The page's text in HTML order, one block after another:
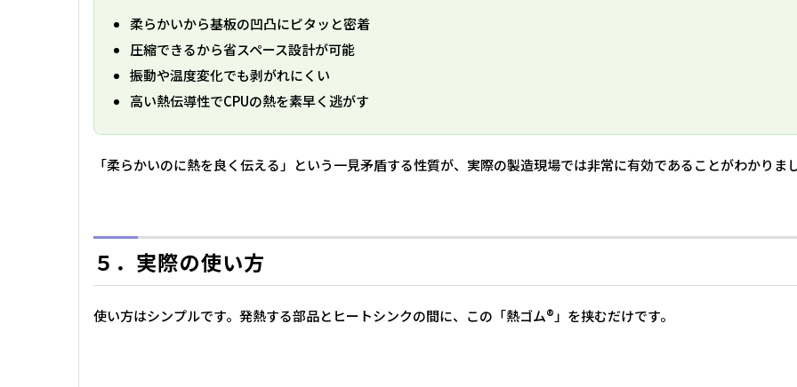
柔らかいから基板の凹凸にピタッと密着
圧縮できるから省スペース設計が可能
振動や温度変化でも剥がれにくい
高い熱伝導性でCPUの熱を素早く逃がす
「柔らかいのに熱を良く伝える」という一見矛盾する性質が、実際の製造現場では非常に有効であることがわかりま
５．実際の使い方
使い方はシンプルです。発熱する部品とヒートシンクの間に、この「熱ゴム®」を挟むだけです。